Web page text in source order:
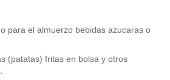
para el almuerzo bebidas azucaras o
(patatas) fritas en bolsa y otros